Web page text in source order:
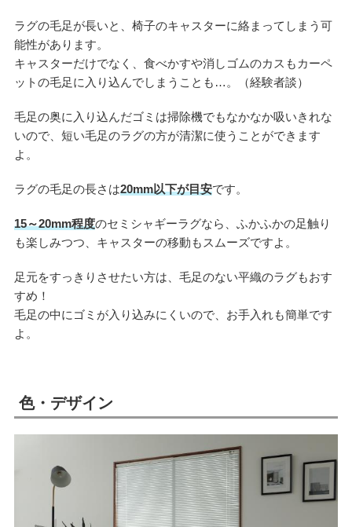
ラグの毛足が長いと、椅子のキャスターに絡まってしまう可
能性があります。
キャスターだけでなく、食べかすや消しゴムのカスもカーペ
ットの毛足に入り込んでしまうことも…。（経験者談）
毛足の奥に入り込んだゴミは掃除機でもなかなか吸いきれな
いので、短い毛足のラグの方が清潔に使うことができます
よ。
ラグの毛足の長さは20mm以下が目安です。
15～20mm程度のセミシャギーラグなら、ふかふかの足触り
も楽しみつつ、キャスターの移動もスムーズですよ。
足元をすっきりさせたい方は、毛足のない平織のラグもおす
すめ！
毛足の中にゴミが入り込みにくいので、お手入れも簡単です
よ。
色・デザイン